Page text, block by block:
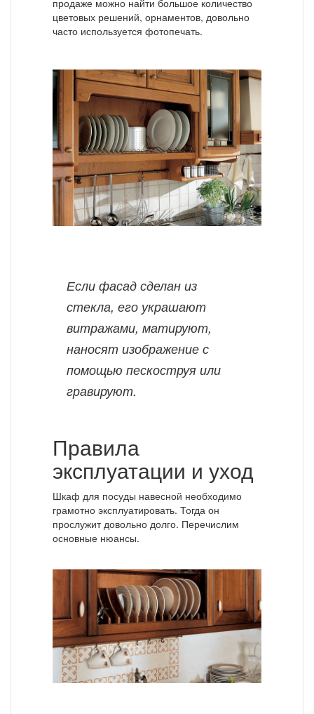
цветовых решений, орнаментов, довольно
часто используется фотопечать.
Если фасад сделан из
стекла, его украшают
витражами, матируют,
наносят изображение с
помощью пескоструя или
гравируют.
Правила
эксплуатации и уход
Шкаф для посуды навесной необходимо
грамотно эксплуатировать. Тогда он
прослужит довольно долго. Перечислим
основные нюансы.